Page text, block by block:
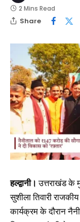
2 Mins Read
Share
हल्द्वानी। उत्तराखंड के
सुशीला तिवारी
कार्यक्रम के दौरान